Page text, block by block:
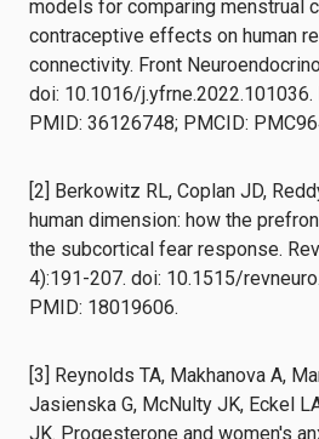
models for comparing menstrual
contraceptive effects on human
connectivity. Front
doi: 10.1016/j.yfrne.2022.101036.
PMID: 36126748; PMCID:
[2] Berkowitz RL, Coplan JD,
human dimension: how the
the subcortical fear response.
4):191-207. doi: 10.1515/
PMID: 18019606.
[3] Reynolds TA, Makhanova A,
Jasienska G, McNulty JK, Eckel
JK. Progesterone and women's